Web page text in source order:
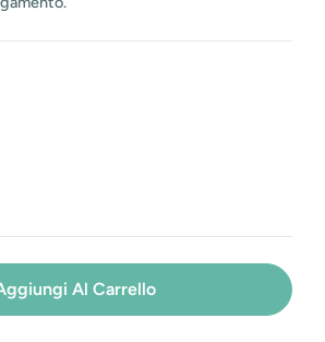
n
In Cartuccia All&#39;Ossido Di
Per Cera In Cartuccia
Al Carrello